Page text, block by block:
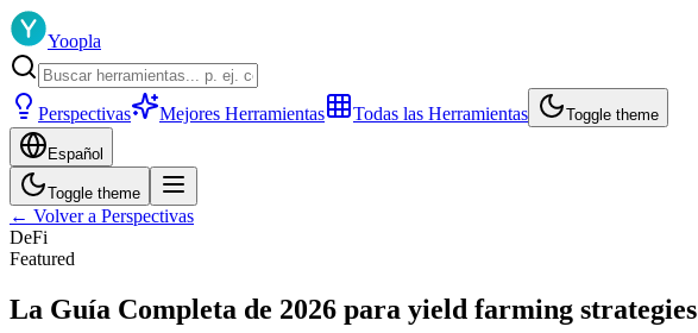
Yoopla
Perspectivas Mejores Herramientas Todas las Herramientas Toggle theme
Español
Toggle theme
← Volver a Perspectivas
DeFi
Featured
La Guía Completa de 2026 para yield farming strategies